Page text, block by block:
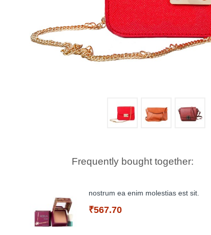
Frequently bought together:
nostrum ea enim molestias est sit.
₹567.70